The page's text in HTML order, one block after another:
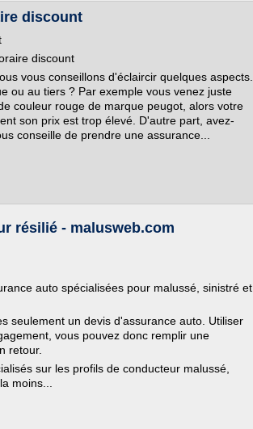
discount
discount
vous conseillons d'éclaircir quelques aspects.
ou au tiers ? Par exemple vous venez juste
couleur rouge de marque peugot, alors votre
son prix est trop élevé. D'autre part, avez-
conseille de prendre une assurance...
résilié - malusweb.com
auto spécialisées pour malussé, sinistré et
seulement un devis d'assurance auto. Utiliser
vous pouvez donc remplir une
retour.
sur les profils de conducteur malussé,
moins...